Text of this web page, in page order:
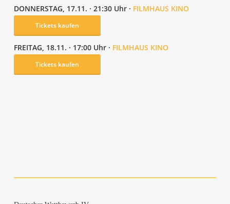
DON­NERS­TAG, 17.11. · 21:30 Uhr · FILM­HAUS KINO
Tickets kau­fen
FREI­TAG, 18.11. · 17:00 Uhr · FILM­HAUS KINO
Tickets kau­fen